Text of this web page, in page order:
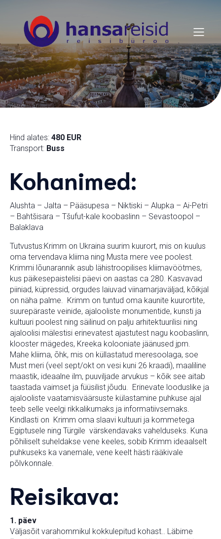
Hind alates: 480 EUR
Transport: Buss
Kohanimed:
Alushta – Jalta – Pääsupesa – Niktiski – Alupka – Ai-Petri
– Bahtšisara – Tšufut-kale koobaslinn – Sevastoopol –
Balaklava
Tutvustus:Krimm on Ukraina suurim kuurort, mis on kuulus
oma tervendava kliima ning Musta mere vee poolest.
Krimmi lõunarannik asub lähistroopilises kliimavöötmes,
kus päikesepaistelisi päevi on aastas ca 280. Kasvavad
piiniad, küpressid, orgudes laiuvad viinamarjaväljad, kõikjal
on näha palme. Krimm on tuntud oma kaunite kuurortite,
suurepäraste veinide, ajalooliste monumentide, kunsti ja
kultuuri poolest ning säilinud on palju arhitektuurilisi ning
ajaloolisi mälestisi erinevatest ajastutest nagu koobaslinn,
klooster mägedes, Kreeka kolooniate jäänused jpm.
Mahe kliima, õhk, mis on küllastatud meresoolaga, soe
Must meri (veel sept/okt on vesi kuni 26 kraadi), maaliline
maastik, ideaalne ilm, puuviljade arvukus – kõik see aitab
taastada vaimset ja füüsilist jõudu. Erinevate looduslike ja
ajalooliste vaatamisväärsuste külastamine puhkuse ajal
teeb selle veelgi rikkalikumaks ja informatiivsemaks.
Kindlasti on Krimm oma slaavi kultuuri ja kommetega
Egiptusele ning Türgile värskendavaks vahelduseks. Kuna
põhiliselt suheldakse vene keeles, sobib Krimm ideaalselt
puhkuseks ka vanemale, vene keelt hästi rääkivale
põlvkonnale.
Reisikava:
1. päev
Väljasõit varahommikul kokkulepitud kohast.. Läbime